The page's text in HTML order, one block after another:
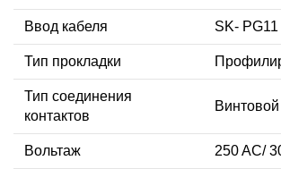
Ввод кабеля SK- PG11
Тип прокладки
Тип соединения
контактов
Винтовой
Вольтаж 250 AC/